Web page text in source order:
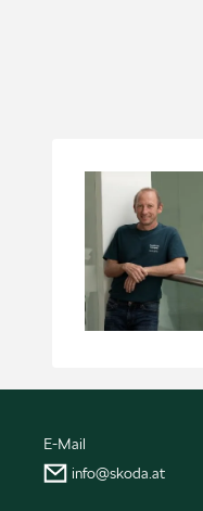
E-Mail
info@skoda.at